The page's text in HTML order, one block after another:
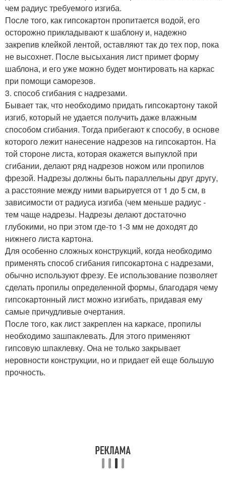
чем радиус требуемого изгиба.
После того, как гипсокартон пропитается водой, его
осторожно прикладывают к шаблону и, надежно
закрепив клейкой лентой, оставляют так до тех пор, пока
не высохнет. После высыхания лист примет форму
шаблона, и его уже можно будет монтировать на каркас
при помощи саморезов.
3. способ сгибания с надрезами.
Бывает так, что необходимо придать гипсокартону такой
изгиб, который не удается получить даже влажным
способом сгибания. Тогда прибегают к способу, в основе
которого лежит нанесение надрезов на гипсокартон. На
той стороне листа, которая окажется выпуклой при
сгибании, делают ряд надрезов ножом или пропилов
фрезой. Надрезы должны быть параллельны друг другу,
а расстояние между ними варьируется от 1 до 5 см, в
зависимости от радиуса изгиба (чем меньше радиус -
тем чаще надрезы. Надрезы делают достаточно
глубокими, но при этом где-то 1-3 мм не доходят до
нижнего листа картона.
Для особенно сложных конструкций, когда необходимо
применять способ сгибания гипсокартона с надрезами,
обычно используют фрезу. Ее использование позволяет
сделать пропилы определенной формы, благодаря чему
гипсокартонный лист можно изгибать, придавая ему
самые причудливые очертания.
После того, как лист закреплен на каркасе, пропилы
необходимо зашпаклевать. Для этого применяют
гипсовую шпаклевку. Она не только закрывает
неровности конструкции, но и придает ей еще большую
прочность.